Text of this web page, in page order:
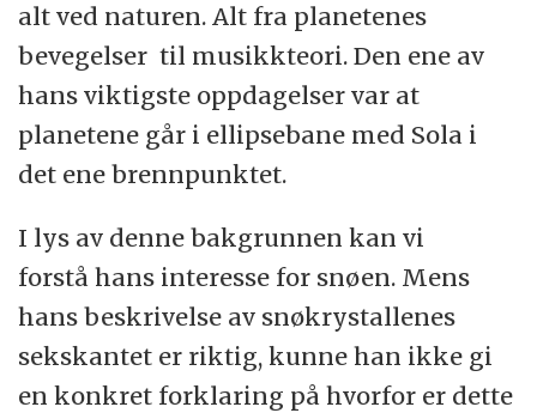
alt ved naturen. Alt fra planetenes
bevegelser til musikkteori. Den ene av
hans viktigste oppdagelser var at
planetene går i ellipsebane med Sola i
det ene brennpunktet.
I lys av denne bakgrunnen kan vi
forstå hans interesse for snøen. Mens
hans beskrivelse av snøkrystallenes
sekskantet er riktig, kunne han ikke gi
en konkret forklaring på hvorfor er dette